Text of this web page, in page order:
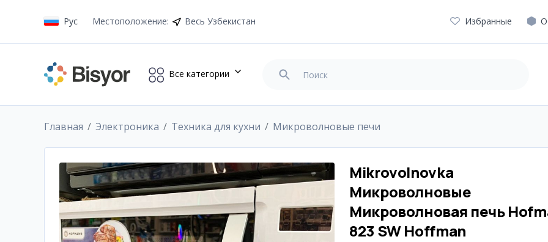
Рус Местоположение: Весь Узбекистан Избранные
Все категории
Главная Электроника Техника для кухни Микроволновые печи
Mikrovolnovka
Микроволновые
Микроволновая печь
823 SW Hoffman